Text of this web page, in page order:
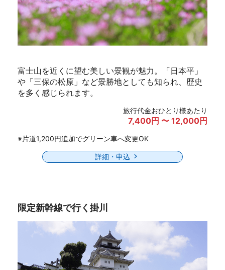
富士山を近くに望む美しい景観が魅力。「日本平」
や「三保の松原」など景勝地としても知られ、歴史
を多く感じられます。
旅行代金おひとり様あたり
7,400円 〜 12,000円
※片道1,200円追加でグリーン車へ変更OK
詳細・申込
限定新幹線で行く掛川